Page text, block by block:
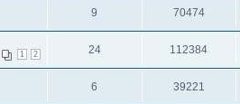
9 70474
1 2 24 112384
6 39221